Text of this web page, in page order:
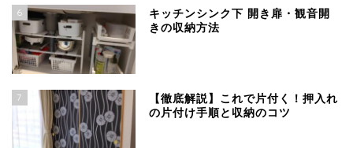
6
キッチンシンク下 開き扉・観音開
きの収納方法
7
【徹底解説】これで片付く！押入れ
の片付け手順と収納のコツ